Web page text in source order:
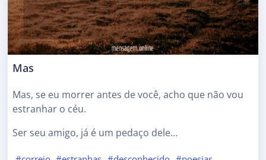
Mas
Mas, se eu morrer antes de você, acho que não vou
estranhar o céu.
Ser seu amigo, já é um pedaço dele…